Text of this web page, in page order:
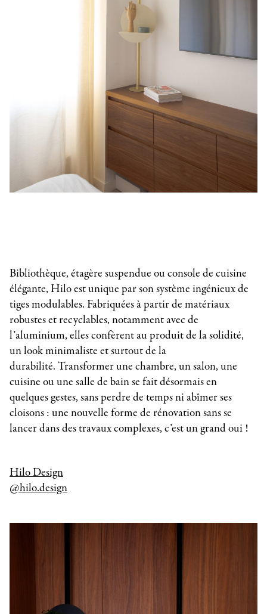
Bibliothèque, étagère suspendue ou console de cuisine
élégante, Hilo est unique par son système ingénieux de
tiges modulables. Fabriquées à partir de matériaux
robustes et recyclables, notamment avec de
l’aluminium, elles confèrent au produit de la solidité,
un look minimaliste et surtout de la
durabilité. Transformer une chambre, un salon, une
cuisine ou une salle de bain se fait désormais en
quelques gestes, sans perdre de temps ni abîmer ses
cloisons : une nouvelle forme de rénovation sans se
lancer dans des travaux complexes, c’est un grand oui !
Hilo Design
@hilo.design